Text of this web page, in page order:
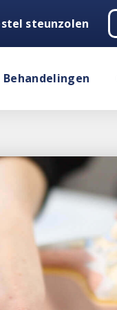
steunzolen
Behandelingen